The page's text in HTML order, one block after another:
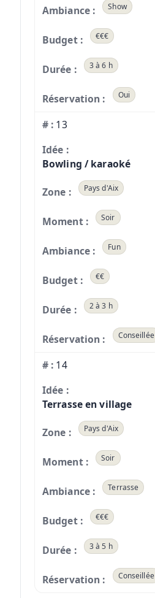
Show
€€€
3 à 6 h
Oui
13
Bowling / karaoké
Pays d'Aix
Soir
Fun
€€
2 à 3 h
Conseillée
14
Terrasse en village
Pays d'Aix
Soir
Terrasse
€€€
3 à 5 h
Conseillée